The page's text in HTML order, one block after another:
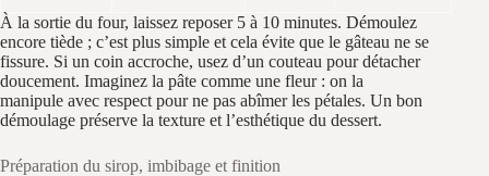
À la sortie du four, laissez reposer 5 à 10 minutes. Démoulez
encore tiède ; c’est plus simple et cela évite que le gâteau ne se
fissure. Si un coin accroche, usez d’un couteau pour détacher
doucement. Imaginez la pâte comme une fleur : on la
manipule avec respect pour ne pas abîmer les pétales. Un bon
démoulage préserve la texture et l’esthétique du dessert.
Préparation du sirop, imbibage et finition